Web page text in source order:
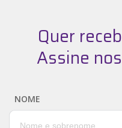
Quer
Assine
NOME